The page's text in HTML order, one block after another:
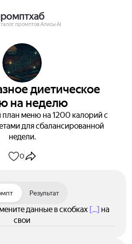
промптов Алисы AI
диетическое
на неделю
план меню на 1200 калорий с
для сбалансированной
недели.
0
Результат
данные в скобках [...] на
свои